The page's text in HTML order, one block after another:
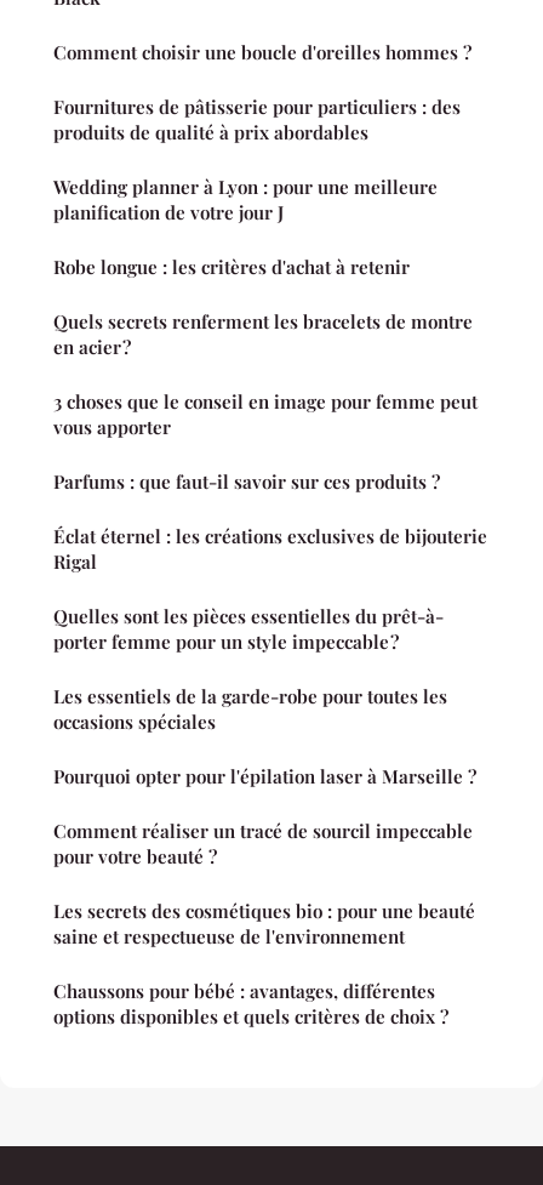
Comment choisir une boucle d'oreilles hommes ?
Fournitures de pâtisserie pour particuliers : des
produits de qualité à prix abordables
Wedding planner à Lyon : pour une meilleure
planification de votre jour J
Robe longue : les critères d'achat à retenir
Quels secrets renferment les bracelets de montre
en acier ?
3 choses que le conseil en image pour femme peut
vous apporter
Parfums : que faut-il savoir sur ces produits ?
Éclat éternel : les créations exclusives de bijouterie
Rigal
Quelles sont les pièces essentielles du prêt-à-
porter femme pour un style impeccable ?
Les essentiels de la garde-robe pour toutes les
occasions spéciales
Pourquoi opter pour l'épilation laser à Marseille ?
Comment réaliser un tracé de sourcil impeccable
pour votre beauté ?
Les secrets des cosmétiques bio : pour une beauté
saine et respectueuse de l'environnement
Chaussons pour bébé : avantages, différentes
options disponibles et quels critères de choix ?